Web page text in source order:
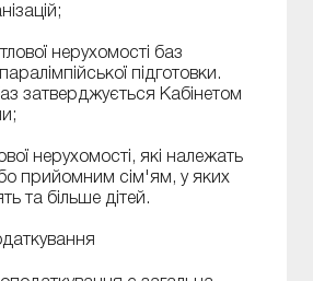
нерухомості баз
підготовки.
затверджується Кабінетом
нерухомості, які належать
прийомним сім'ям, у яких
та більше дітей.